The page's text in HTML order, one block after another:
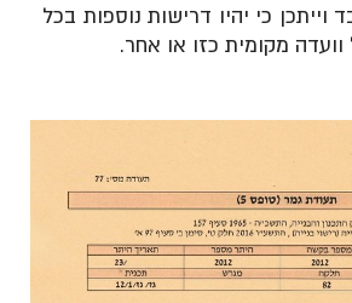
וייתכן כי יהיו דרישות נוספות בכל
מקומית כזו או אחר.